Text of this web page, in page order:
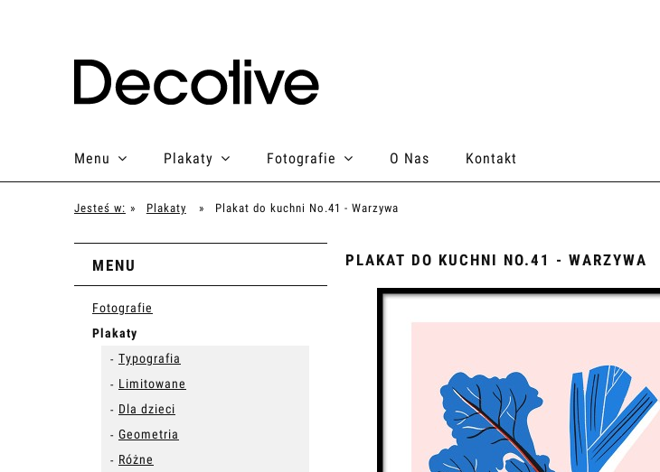
Menu Plakaty Fotografie O Nas Kontakt
Jesteś w: » Plakaty » Plakat do kuchni No.41 - Warzywa
MENU
Fotografie
Plakaty
Typografia
Limitowane
Dla dzieci
Geometria
Różne
PLAKAT DO KUCHNI NO.41 - WARZYWA